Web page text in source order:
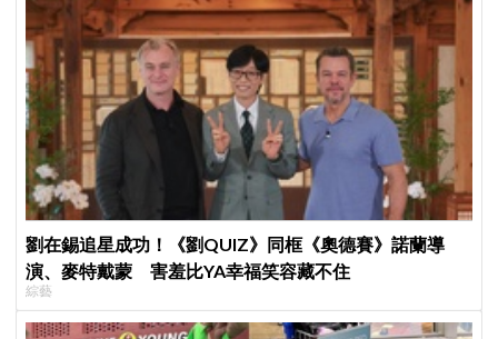
劉在錫追星成功！《劉QUIZ》同框《奧德賽》諾蘭導
演、麥特戴蒙 害羞比YA幸福笑容藏不住
綜藝